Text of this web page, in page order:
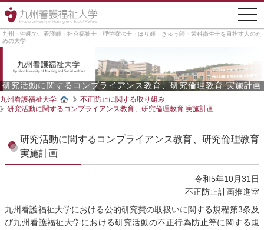
九州・沖縄で、看護師・社会福祉士・理学療法士・はり師・きゅう師・歯科衛生士を目指す人のた
めの大学
研究活動に関するコンプライアンス教育、研究倫理教育 実施計画
九州看護福祉大学
不正防止に関する取り組み
研究活動に関するコンプライアンス教育、研究倫理教育 実施計画
研究活動に関するコンプライアンス教育、研究倫理教育
実施計画
令和5年10月31日
不正防止計画推進室
九州看護福祉大学における公的研究費の取扱いに関する規程第3条及
び九州看護福祉大学における研究活動の不正行為防止等に関する規